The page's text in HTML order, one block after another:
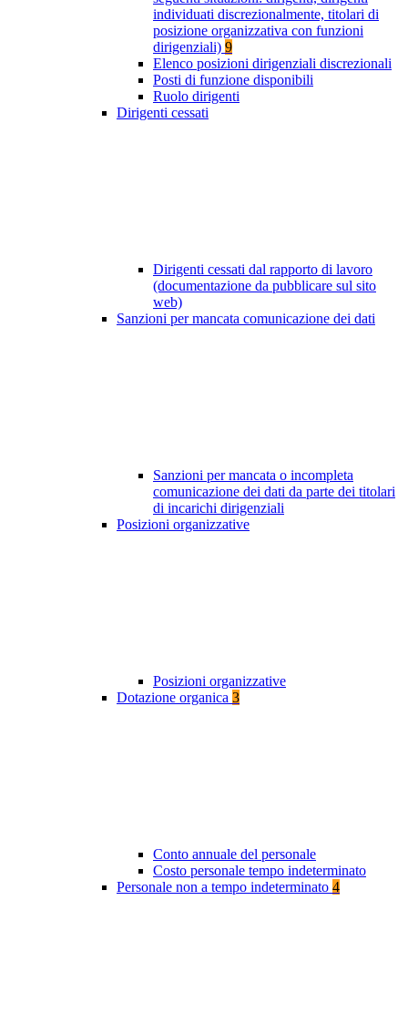
individuati discrezionalmente, titolari di
posizione organizzativa con funzioni
dirigenziali) 9
Elenco posizioni dirigenziali discrezionali
Posti di funzione disponibili
Ruolo dirigenti
Dirigenti cessati
Dirigenti cessati dal rapporto di lavoro
(documentazione da pubblicare sul sito
web)
Sanzioni per mancata comunicazione dei dati
Sanzioni per mancata o incompleta
comunicazione dei dati da parte dei titolari
di incarichi dirigenziali
Posizioni organizzative
Posizioni organizzative
Dotazione organica 3
Conto annuale del personale
Costo personale tempo indeterminato
Personale non a tempo indeterminato 4